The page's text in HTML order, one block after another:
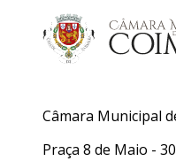
Câmara Municipal
Praça 8 de Maio -